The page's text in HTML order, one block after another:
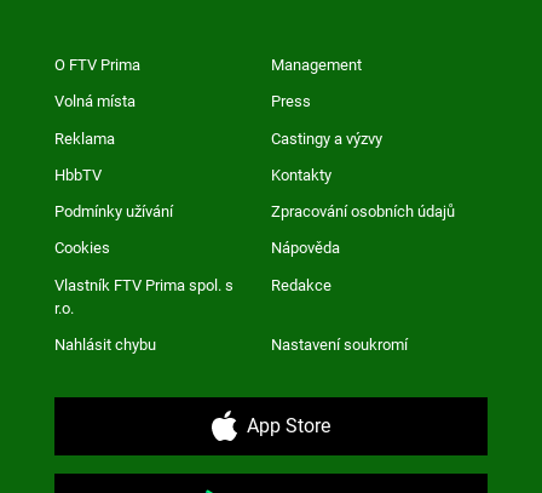
O FTV Prima Management
Volná místa Press
Reklama Castingy a výzvy
HbbTV Kontakty
Podmínky užívání Zpracování osobních údajů
Cookies Nápověda
Vlastník FTV Prima spol. s
r.o.
Redakce
Nahlásit chybu Nastavení soukromí
App Store